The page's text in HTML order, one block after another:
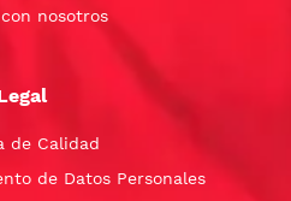
nosotros
de Calidad
de Datos Personales